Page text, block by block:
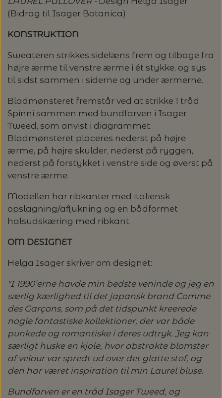
LANG YARNS: CASHMERE CLASSIC - SPAR
RAUMA: PETUNIA PIMA BOMULDSGARN
- SPAR 20%
PACUALI: SAYAMA - SPAR 15%
PASCUALI: NEPAL - SPAR 20%
PASCULI: SUAVE - SPAR 20%
PÅ ALLE KITS
JULEBRODERIER
BALDYRE: UDVALGTE BRODERIER - SPAR
20%
KAREN KLARBÆK
KIT COUTURE - GARN
KNITTING FOR OLIVE
LANG YARNS
MONDIAL
RAUMA GARN
ISAGER
JOJO KNITWEAR - GARNKITS
LENE HOLME SAMSØE - LEKNIT
MY FAVOURITE THINGS KNITWEAR
OTHER LOOPS
RAUMA
SUSIE HAUMANN
TØRKLÆDER/SJALER/PONCHOER
ISAGER - ULDSÆBE/WOOLSOAP
ELASTIKKER
GARNVINDER / KRYDSNØGLEAPPARAT
GARNVINSLER
MASKEMARKØRER
MASKESTOPPERE
MASKEWIRES
OPSKRIFTHOLDER FRA KNITPRO -
MAGMA
STRIKKE- OG SYNÅLE
SYTRÅD
TRYKLÅSE
STRIKKENÅLE, SYNÅLE OG PUNCHNÅLE
GLERUPS BØRN OG BABY
GLERUPS FILTSÅLER
TASKER - MUUD LIVING
TILBEHØR - MUUD LIVING
OMNIOUTIL - JAPANSKE SPANDE -
HACHIMAN
(Bidrag til Isager Botanica)
KONSTRUKTION
Sweateren strikkes sidelæns frem og tilbage fra
højre ærme til venstre ærme i ét stykke, og sys
til sidst sammen i siderne og under ærmerne.
Bladmønsteret fremstår ved at strikke 1 tråd
Spinni sammen med bundfarven i Isager
Tweed, som anvist i diagrammet.
Bladmønsteret placeres nederst på højre
ærme, på højre skulder, nederst på ryggen,
nederst på forstykket i venstre side og øverst på
venstre ærme.
Modellen har ribkanter med italiensk
opslagning/aflukning og en bådformet
halsudskæring med ribkant.
OM DESIGNET
Helga Isager skriver om designet:
"I 1990’erne havde min bedste veninde og jeg en
særlig kærlighed til det japansk brand Comme
des Garçons, som på det tidspunkt kreerede
nogle fantastiske kollektioner, der var både
punkede og romantiske i deres udtryk. Jeg kan
særligt huske en kjole, hvor abstrakte blomster
af velour var spredt ud over det glatte stof, og
den har været inspiration til min Laurel bluse.
Bundfarven er en tråd Isager Tweed, og